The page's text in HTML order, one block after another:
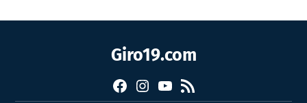
Giro19.com
FacebookInstagram
YouTube
RSS